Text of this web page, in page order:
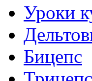
Уроки
Бицепс